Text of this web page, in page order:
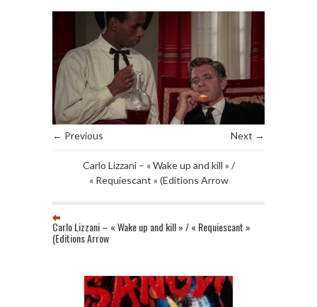
← Previous Next →
Carlo Lizzani – « Wake up and kill » /
« Requiescant » (Editions Arrow
Carlo Lizzani – « Wake up and kill » / « Requiescant »
(Editions Arrow